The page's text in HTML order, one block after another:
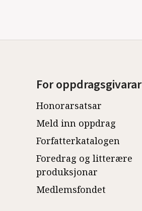
For oppdragsgivarar
Honorarsatsar
Meld inn oppdrag
Forfatterkatalogen
Foredrag og litterære
produksjonar
Medlemsfondet